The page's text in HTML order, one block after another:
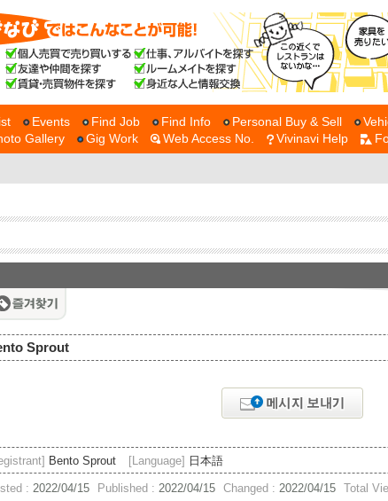
Events Find Job Find Info Personal Buy & Sell
Gallery Gig Work Web Access No. Vivinavi Help
Sprout
Bento Sprout [Language] 日本語
: 2022/04/15 Published : 2022/04/15 Changed : 2022/04/15 Total